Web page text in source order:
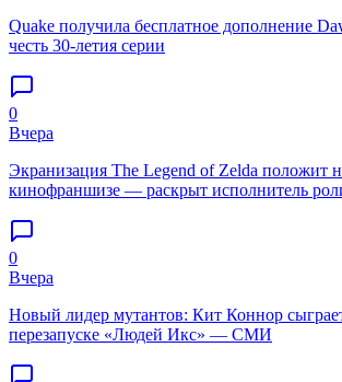
Quake получила бесплатное дополнение
честь 30-летия серии
0
Вчера
Экранизация The Legend of Zelda положит
кинофраншизе — раскрыт исполнитель
0
Вчера
Новый лидер мутантов: Кит Коннор
перезапуске «Людей Икс» — СМИ